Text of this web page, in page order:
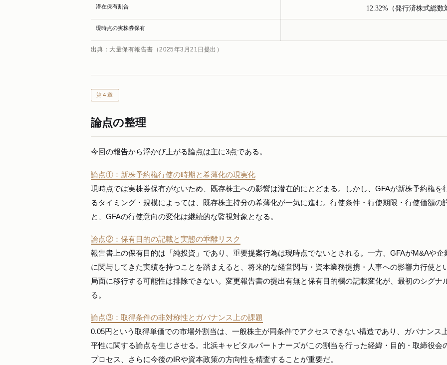
潜在保有割合 12.32%（発行済株式総数
現時点の実株券保有
出典：大量保有報告書（2025年3月21日提出）
第4章
論点の整理
今回の報告から浮かび上がる論点は主に3点である。
論点①：新株予約権行使の時期と希薄化の現実化
現時点では実株券保有がないため、既存株主への影響は潜在的にとどまる。しかし、GFAが新株予約権を
るタイミング・規模によっては、既存株主持分の希薄化が一気に進む。行使条件・行使期限・行使価額の
と、GFAの行使意向の変化は継続的な監視対象となる。
論点②：保有目的の記載と実態の乖離リスク
報告書上の保有目的は「純投資」であり、重要提案行為は現時点でないとされる。一方、GFAがM&Aや企
に関与してきた実績を持つことを踏まえると、将来的な経営関与・資本業務提携・人事への影響力行使と
局面に移行する可能性は排除できない。変更報告書の提出有無と保有目的欄の記載変化が、最初のシグナ
る。
論点③：取得条件の非対称性とガバナンス上の課題
0.05円という取得単価での市場外割当は、一般株主が同条件でアクセスできない構造であり、ガバナンス
平性に関する論点を生じさせる。北浜キャピタルパートナーズがこの割当を行った経緯・目的・取締役会
プロセス、さらに今後のIRや資本政策の方向性を精査することが重要だ。